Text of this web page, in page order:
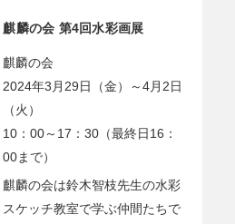
麒麟の会 第4回水彩画展
麒麟の会
2024年3月29日（金）～4月2日
（火）
10：00～17：30（最終日16：
00まで）
麒麟の会は鈴木智枝先生の水彩
スケッチ教室で学ぶ仲間たちで